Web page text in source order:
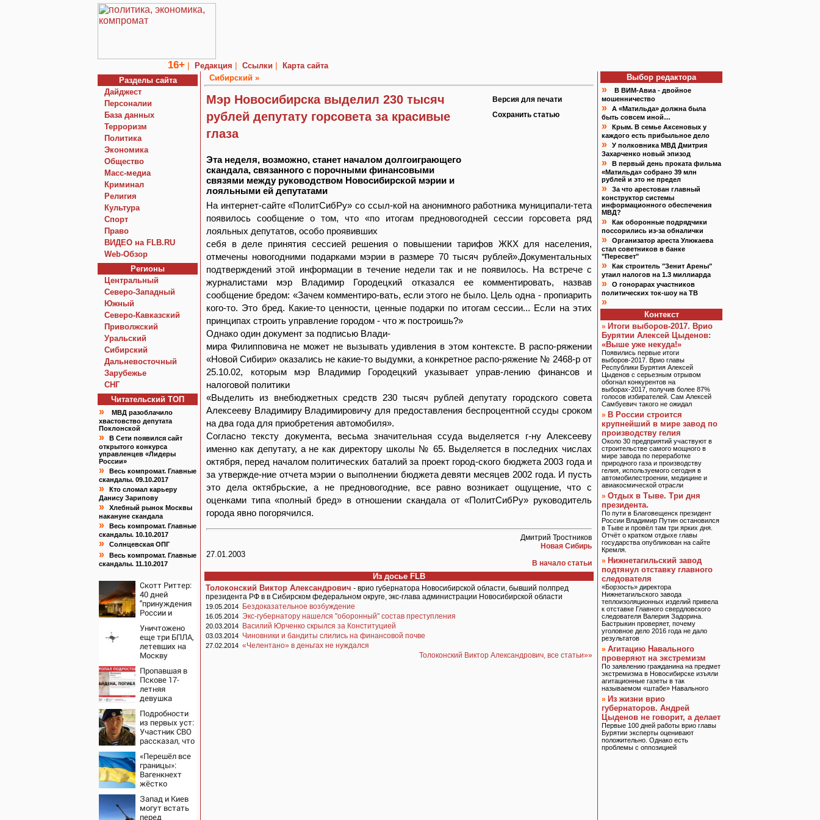
16+ | Редакция | Ссылки |
Карта сайта
Разделы сайта
Дайджест
Персоналии
База данных
Терроризм
Политика
Экономика
Общество
Macc-медиа
Криминал
Религия
Культура
Спорт
Право
ВИДЕО на FLB.RU
Web-Обзор
Регионы
Центральный
Северо-Западный
Южный
Северо-Кавказский
Приволжский
Уральский
Сибирский
Дальневосточный
Зарубежье
СНГ
Читательский TOП
»
МВД разоблачило
хвастовство депутата
Поклонской
»
В Сети появился сайт
открытого конкурса
управленцев «Лидеры
России»
»
Весь компромат. Главные
скандалы. 09.10.2017
»
Кто сломал карьеру
Данису Зарипову
»
Хлебный рынок Москвы
накануне скандала
»
Весь компромат. Главные
скандалы. 10.10.2017
» Солнцевская ОПГ
»
Весь компромат. Главные
скандалы. 11.10.2017
Скотт Риттер:
40 дней
"принуждения
России и
приблизили
крах режима
Зеленского
Уничтожено
еще три БПЛА,
летевших на
Москву
Пропавшая в
Пскове 17-
летняя
девушка
мертвой
Подробности
из первых уст:
Участник СВО
рассказал, что
схватке с
медведем
«Перешёл все
границы»:
Вагенкнехт
жёстко
послу
Украины
Запад и Киев
могут встать
перед
Сибирский »
Мэр Новосибирска выделил 230 тысяч
рублей депутату горсовета за красивые
глаза
Эта неделя, возможно, станет началом долгоиграющего
скандала, связанного с порочными финансовыми
связями между руководством Новосибирской мэрии и
лояльными ей депутатами
Версия для печати
Сохранить статью
На интернет-сайте «ПолитСибРу» со ссыл-кой на анонимного работника муниципали-тета
появилось сообщение о том, что «по итогам предновогодней сессии горсовета ряд
лояльных депутатов, особо проявивших
себя в деле принятия сессией решения о повышении тарифов ЖКХ для населения,
отмечены новогодними подарками мэрии в размере 70 тысяч рублей».Документальных
подтверждений этой информации в течение недели так и не появилось. На встрече с
журналистами мэр Владимир Городецкий отказался ее комментировать, назвав
сообщение бредом: «Зачем комментиро-вать, если этого не было. Цель одна - пропиарить
кого-то. Это бред. Какие-то ценности, ценные подарки по итогам сессии... Если на этих
принципах строить управление городом - что ж построишь?»
Однако один документ за подписью Влади-
мира Филипповича не может не вызывать удивления в этом контексте. В распо-ряжении
«Новой Сибири» оказались не какие-то выдумки, а конкретное распо-ряжение № 2468-р от
25.10.02, которым мэр Владимир Городецкий указывает управ-лению финансов и
налоговой политики
«Выделить из внебюджетных средств 230 тысяч рублей депутату городского совета
Алексееву Владимиру Владимировичу для предоставления беспроцентной ссуды сроком
на два года для приобретения автомобиля».
Согласно тексту документа, весьма значительная ссуда выделяется г-ну Алексееву
именно как депутату, а не как директору школы № 65. Выделяется в последних числах
октября, перед началом политических баталий за проект город-ского бюджета 2003 года и
за утвержде-ние отчета мэрии о выполнении бюджета девяти месяцев 2002 года. И пусть
это дела октябрьские, а не предновогодние, все равно возникает ощущение, что с
оценками типа «полный бред» в отношении скандала от «ПолитСибРу» руководитель
города явно погорячился.
27.01.2003
Дмитрий Тростников
Новая Сибирь
В начало статьи
Из досье FLB
Толоконский Виктор Александрович - врио губернатора Новосибирской области, бывший полпред
президента РФ в в Сибирском федеральном округе, экс-глава администрации Новосибирской области
19.05.2014 Бездоказательное возбуждение
16.05.2014 Экс-губернатору нашелся "оборонный" состав преступления
20.03.2014 Василий Юрченко скрылся за Конституцией
03.03.2014 Чиновники и бандиты слились на финансовой почве
27.02.2014 «Челентано» в деньгах не нуждался
Толоконский Виктор Александрович, все статьи»»
Выбор редактора
»
В ВИМ-Авиа - двойное
мошенничество
»
А «Матильда» должна была
быть совсем иной…
»
Крым. В семье Аксеновых у
каждого есть прибыльное дело
»
У полковника МВД Дмитрия
Захарченко новый эпизод
»
В первый день проката фильма
«Матильда» собрано 39 млн
рублей и это не предел
»
За что арестован главный
конструктор системы
информационного обеспечения
МВД?
»
Как оборонные подрядчики
поссорились из-за обналички
»
Организатор ареста Улюкаева
стал советников в банке
"Пересвет"
»
Как строитель "Зенит Арены"
утаил налогов на 1.3 миллиарда
»
О гонорарах участников
политических ток-шоу на ТВ
»
Контекст
» Итоги выборов-2017. Врио
Бурятии Алексей Цыденов:
«Выше уже некуда!»
Появились первые итоги
выборов-2017. Врио главы
Республики Бурятия Алексей
Цыденов с серьезным отрывом
обогнал конкурентов на
выборах-2017, получив более 87%
голосов избирателей. Сам Алексей
Самбуевич такого не ожидал
» В России строится
крупнейший в мире завод по
производству гелия
Около 30 предприятий участвуют в
строительстве самого мощного в
мире завода по переработке
природного газа и производству
гелия, используемого сегодня в
автомобилестроении, медицине и
авиакосмической отрасли
» Отдых в Тыве. Три дня
президента.
По пути в Благовещенск президент
России Владимир Путин остановился
в Тыве и провёл там три ярких дня.
Отчёт о кратком отдыхе главы
государства опубликован на сайте
Кремля.
» Нижнетагильский завод
подтянул отставку главного
следователя
«Борзость» директора
Нижнетагильского завода
теплоизоляционных изделий привела
к отставке Главного свердловского
следователя Валерия Задорина.
Бастрыкин проверяет, почему
уголовное дело 2016 года не дало
результатов
» Агитацию Навального
проверяют на экстремизм
По заявлению гражданина на предмет
экстремизма в Новосибирске изъяли
агитационные газеты в так
называемом «штабе» Навального
» Из жизни врио
губернаторов. Андрей
Цыденов не говорит, а делает
Первые 100 дней работы врио главы
Бурятии эксперты оценивают
положительно. Однако есть
проблемы с оппозицией